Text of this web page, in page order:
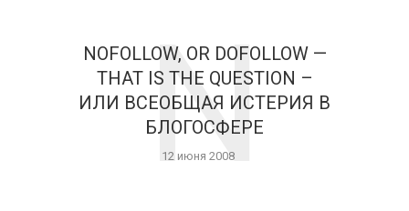
NOFOLLOW, OR DOFOLLOW —
THAT IS THE QUESTION –
ИЛИ ВСЕОБЩАЯ ИСТЕРИЯ В
БЛОГОСФЕРЕ
12 июня 2008
N